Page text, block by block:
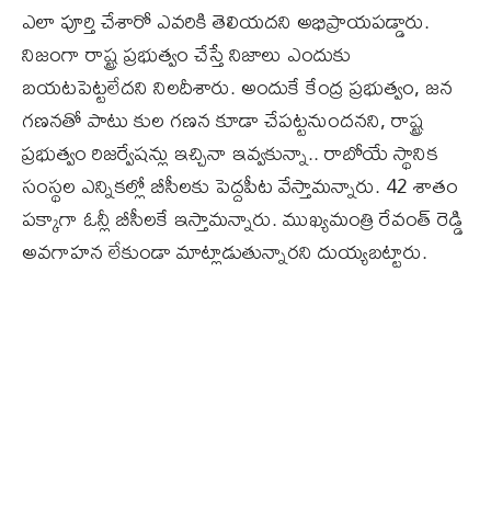
ఎలా పూర్తి చేశారో ఎవ‌రికి తెలియ‌ద‌ని అభిప్రాయ‌ప‌డ్డారు.
నిజంగా రాష్ట్ర ప్రభుత్వం చేస్తే నిజాలు ఎందుకు
బయటపెట్టలేద‌ని నిల‌దీశారు. అందుకే కేంద్ర ప్రభుత్వం, జన
గణనతో పాటు కుల గణన కూడా చేపట్టనుంద‌న‌ని, రాష్ట్ర
ప్రభుత్వం రిజర్వేషన్లు ఇచ్చినా ఇవ్వకున్నా.. రాబోయే స్థానిక
సంస్థల ఎన్నికల్లో బీసీలకు పెద్దపీట వేస్తామ‌న్నారు. 42 శాతం
పక్కాగా ఓన్లీ బీసీలకే ఇస్తామ‌న్నారు. ముఖ్యమంత్రి రేవంత్ రెడ్డి
అవగాహన లేకుండా మాట్లాడుతున్నార‌ని దుయ్య‌బ‌ట్టారు.